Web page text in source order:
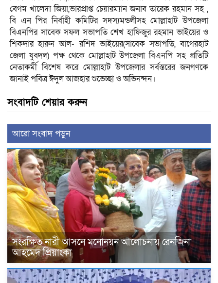
বেগম খালেদা জিয়া,ভারপ্রাপ্ত চেয়ারম্যান জনাব তারেক রহমান সহ ,
বি এন পির নির্বাহী কমিটির সদস্যমন্ডলীসহ মোল্লাহাট উপজেলা
বিএনপির সাবেক সফল সভাপতি শেখ হাফিজুর রহমান ভাইয়ের ও
শিকদার হারুন আল- রশিদ ভাইয়ের(সাবেক সভাপতি, বাগেরহাট
জেলা যুবদল) পক্ষ থেকে মোল্লাহাট উপজেলা বিএনপি সহ প্রতিটি
নেতাকর্মী বিশেষ করে মোল্লাহাট উপজেলার সর্বস্তরের জনগণকে
জানাই পবিত্র ঈদুল আজহার শুভেচ্ছা ও অভিনন্দন।
সংবাদটি শেয়ার করুন
আরো সংবাদ পড়ুন
সংরক্ষিত নারী আসনে মনোনয়ন আলোচনায় রেনজিনা
আহমেদ প্রিয়াংকা